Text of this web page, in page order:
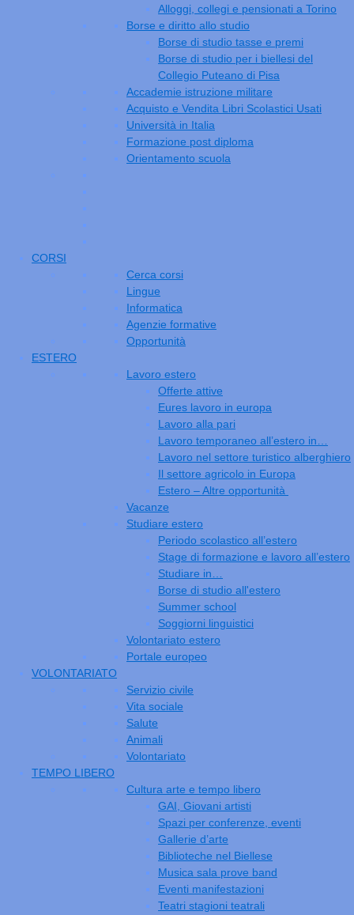
Alloggi, collegi e pensionati a Torino
Borse e diritto allo studio
Borse di studio tasse e premi
Borse di studio per i biellesi del
Collegio Puteano di Pisa
Accademie istruzione militare
Acquisto e Vendita Libri Scolastici Usati
Università in Italia
Formazione post diploma
Orientamento scuola
CORSI
Cerca corsi
Lingue
Informatica
Agenzie formative
Opportunità
ESTERO
Lavoro estero
Offerte attive
Eures lavoro in europa
Lavoro alla pari
Lavoro temporaneo all’estero in…
Lavoro nel settore turistico alberghiero
Il settore agricolo in Europa
Estero – Altre opportunità
Vacanze
Studiare estero
Periodo scolastico all’estero
Stage di formazione e lavoro all’estero
Studiare in…
Borse di studio all'estero
Summer school
Soggiorni linguistici
Volontariato estero
Portale europeo
VOLONTARIATO
Servizio civile
Vita sociale
Salute
Animali
Volontariato
TEMPO LIBERO
Cultura arte e tempo libero
GAI, Giovani artisti
Spazi per conferenze, eventi
Gallerie d’arte
Biblioteche nel Biellese
Musica sala prove band
Eventi manifestazioni
Teatri stagioni teatrali